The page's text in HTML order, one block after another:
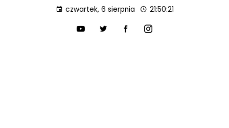
czwartek, 6 sierpnia 21:50:22